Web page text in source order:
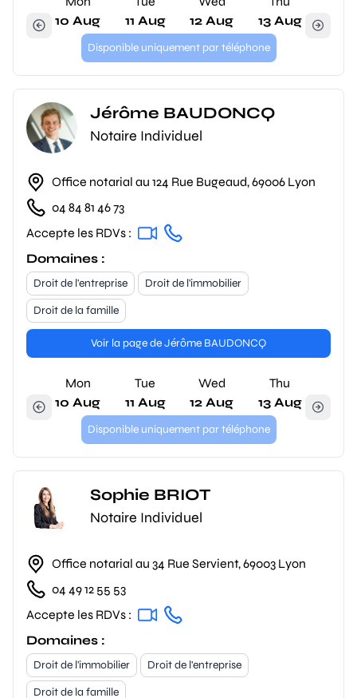
10 Aug
11 Aug
12 Aug
13 Aug
Disponible uniquement par téléphone
Jérôme BAUDONCQ
Notaire Individuel
Office notarial au 124 Rue Bugeaud, 69006 Lyon
04 84 81 46 73
Accepte les RDVs :
Domaines :
Droit de l'entreprise
Droit de l'immobilier
Droit de la famille
Voir la page de Jérôme BAUDONCQ
Mon
10 Aug
Tue
11 Aug
Wed
12 Aug
Thu
13 Aug
Disponible uniquement par téléphone
Sophie BRIOT
Notaire Individuel
Office notarial au 34 Rue Servient, 69003 Lyon
04 49 12 55 53
Accepte les RDVs :
Domaines :
Droit de l'immobilier
Droit de l'entreprise
Droit de la famille